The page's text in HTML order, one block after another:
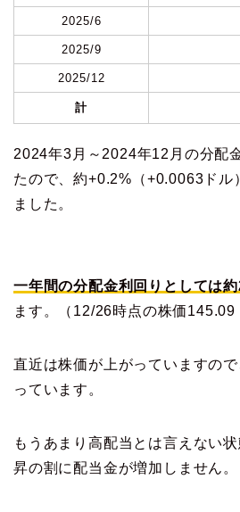
2025/6
2025/9
2025/12
計
2024年3月～2024年12月の分配
たので、約+0.2%（+0.0063ドル
ました。
一年間の分配金利回りとしては
ます。（12/26時点の株価145.09
直近は株価が上がっていますの
っています。
もうあまり高配当とは言えない
昇の割に配当金が増加しません。